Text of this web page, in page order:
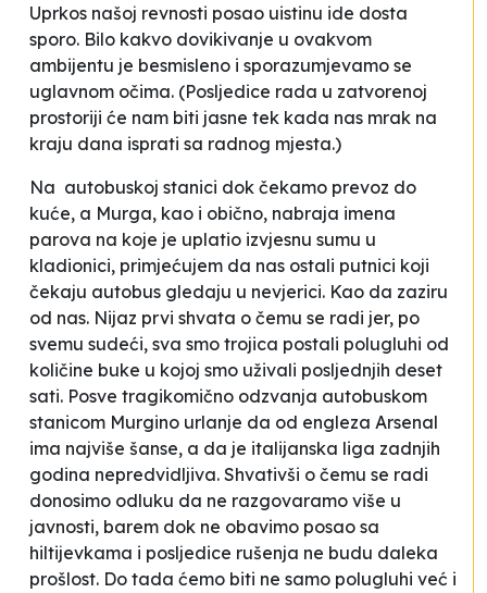
Uprkos našoj revnosti posao uistinu ide dosta
sporo. Bilo kakvo dovikivanje u ovakvom
ambijentu je besmisleno i sporazumjevamo se
uglavnom očima. (Posljedice rada u zatvorenoj
prostoriji će nam biti jasne tek kada nas mrak na
kraju dana isprati sa radnog mjesta.)
Na autobuskoj stanici dok čekamo prevoz do
kuće, a Murga, kao i obično, nabraja imena
parova na koje je uplatio izvjesnu sumu u
kladionici, primjećujem da nas ostali putnici koji
čekaju autobus gledaju u nevjerici. Kao da zaziru
od nas. Nijaz prvi shvata o čemu se radi jer, po
svemu sudeći, sva smo trojica postali polugluhi od
količine buke u kojoj smo uživali posljednjih deset
sati. Posve tragikomično odzvanja autobuskom
stanicom Murgino urlanje da od engleza Arsenal
ima najviše šanse, a da je italijanska liga zadnjih
godina nepredvidljiva. Shvativši o čemu se radi
donosimo odluku da ne razgovaramo više u
javnosti, barem dok ne obavimo posao sa
hiltijevkama i posljedice rušenja ne budu daleka
prošlost. Do tada ćemo biti ne samo polugluhi već i